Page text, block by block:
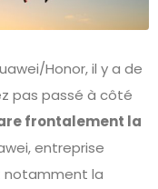
Honor, il y a de
pas passé à côté
frontalement la
entreprise
notamment la